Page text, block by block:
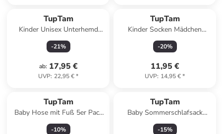
TupTam
Kinder Unisex Unterhemd
Langarm 3er Pack in
schwarz/weiß
-21%
ab: 17,95 €
UVP: 22,95 €*
TupTam
Kinder Socken Mädchen
Jungen Bunt Gemustert 6er
Pack in rosa/grau
-20%
11,95 €
UVP: 14,95 €*
TupTam
Baby Hose mit Fuß 5er Pack
in hellblau
-10%
TupTam
Baby Sommerschlafsack
Kleine Kinder in ecru
-15%